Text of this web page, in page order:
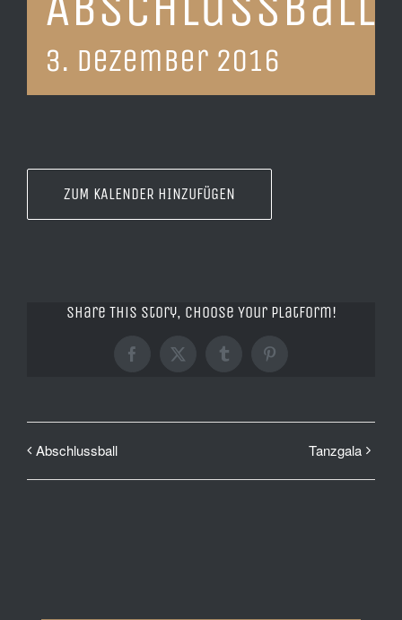
3. Dezember 2016
ZUM KALENDER HINZUFÜGEN
Share This Story, Choose Your Platform!
Facebook
X TumblrPinterest
Abschlussball Tanzgala